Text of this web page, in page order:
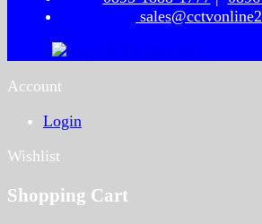
Account
Login
Wishlist
Shopping Cart